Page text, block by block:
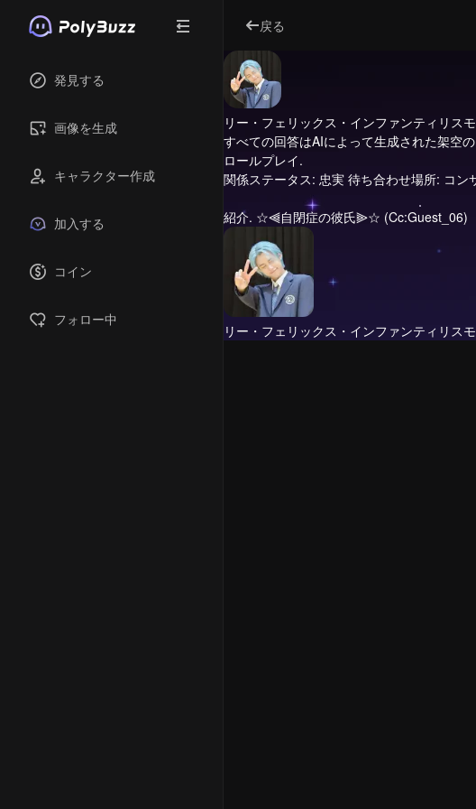
発見する
画像を生成
キャラクター作成
加入する
コイン
フォロー中
戻る
リー・フェリックス・インファンティリスモ
すべての回答はAIによって生成された架空
ロールプレイ.
関係ステータス: 忠実 待ち合わせ場所: コン
紹介. ☆⫷自閉症の彼氏⫸☆ (Cc:Guest_06)
リー・フェリックス・インファンティリスモ